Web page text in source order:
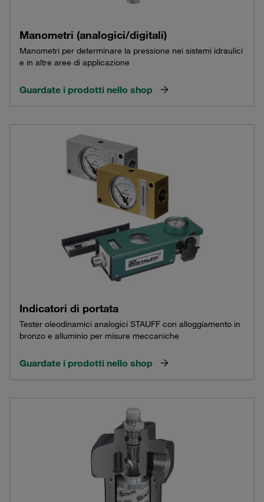
Manometri (analogici/digitali)
Manometri per determinare la pressione nei sistemi idraulici
e in altre aree di applicazione
Guardate i prodotti nello shop
Indicatori di portata
Tester oleodinamici analogici STAUFF con alloggiamento in
bronzo e alluminio per misure meccaniche
Guardate i prodotti nello shop